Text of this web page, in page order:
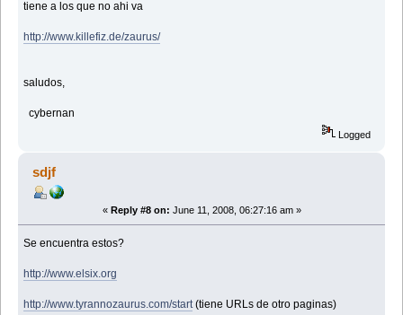
tiene a los que no ahi va
http://www.killefiz.de/zaurus/
saludos,
cybernan
Logged
sdjf
« Reply #8 on: June 11, 2008, 06:27:16 am »
Se encuentra estos?
http://www.elsix.org
http://www.tyrannozaurus.com/start(tiene URLs de otro paginas)